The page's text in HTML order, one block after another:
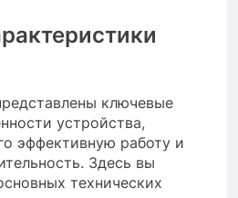
ключевые
устройства,
эффективную работу и
Здесь вы
технических